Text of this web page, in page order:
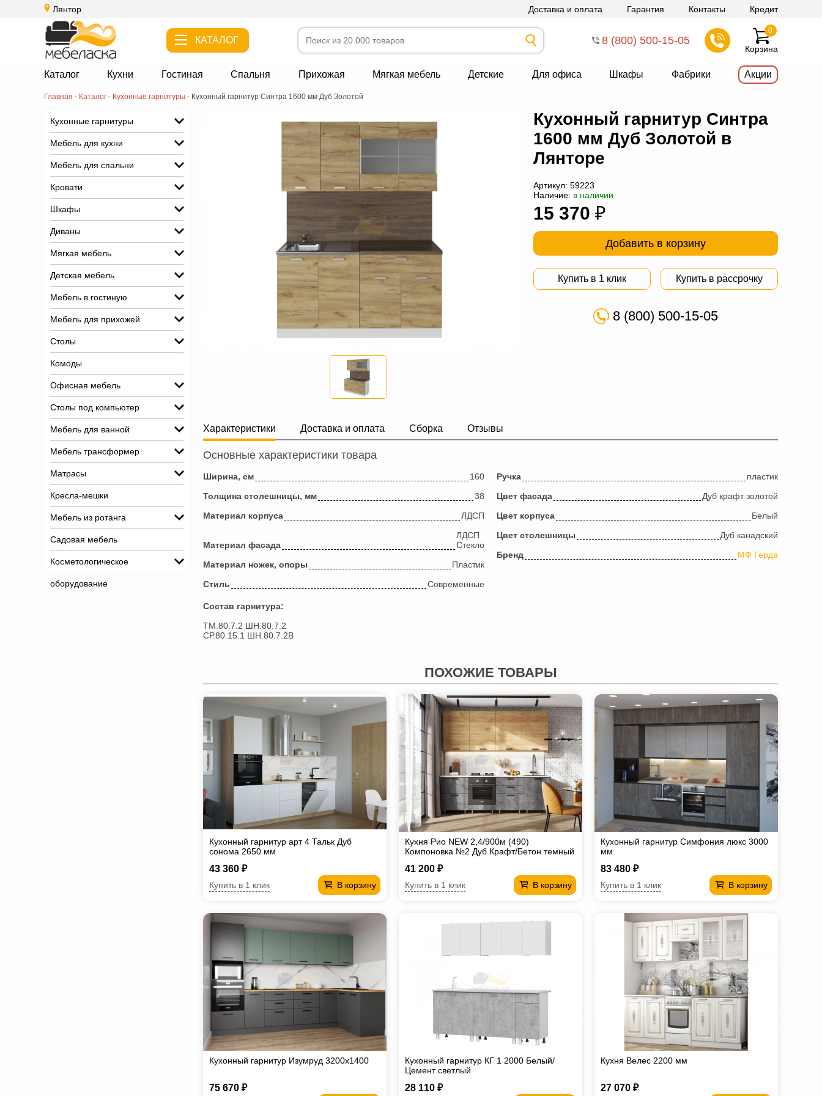
Лянтор Доставка и оплата Гарантия Контакты Кредит
КАТАЛОГ 8 (800) 500-15-05
Корзина
0
Каталог Кухни Гостиная Спальня Прихожая Мягкая мебель Детские Для офиса Шкафы Фабрики Акции
Главная - Каталог - Кухонные гарнитуры - Кухонный гарнитур Синтра 1600 мм Дуб Золотой
Кухонные гарнитуры
Мебель для кухни
Мебель для спальни
Кровати
Шкафы
Диваны
Мягкая мебель
Детская мебель
Мебель в гостиную
Мебель для прихожей
Столы
Комоды
Офисная мебель
Столы под компьютер
Мебель для ванной
Мебель трансформер
Матрасы
Кресла-мешки
Мебель из ротанга
Садовая мебель
Косметологическое
оборудование
Кухонный гарнитур Синтра
1600 мм Дуб Золотой в
Лянторе
Артикул: 59223
Наличие: в наличии
15 370 ₽
Добавить в корзину
Купить в 1 клик Купить в рассрочку
8 (800) 500-15-05
Характеристики Доставка и оплата Сборка Отзывы
Основные характеристики товара
Ширина, см
160
Толщина столешницы, мм
38
Материал корпуса
ЛДСП
Материал фасада
ЛДСП
Стекло
Материал ножек, опоры
Пластик
Стиль
Современные
Ручка
пластик
Цвет фасада
Дуб крафт золотой
Цвет корпуса
Белый
Цвет столешницы
Дуб канадский
Бренд
МФ Герда
Состав гарнитура:
ТМ.80.7.2 ШН.80.7.2
СР.80.15.1 ШН.80.7.2В
ПОХОЖИЕ ТОВАРЫ
Кухонный гарнитур арт 4 Тальк Дуб
сонома 2650 мм
43 360 ₽
В корзину
Купить в 1 клик
Кухня Рио NEW 2,4/900м (490)
Компоновка №2 Дуб Крафт/Бетон темный
41 200 ₽
В корзину
Купить в 1 клик
Кухонный гарнитур Симфония люкс 3000
мм
83 480 ₽
В корзину
Купить в 1 клик
Кухонный гарнитур Изумруд 3200х1400
75 670 ₽
Кухонный гарнитур КГ 1 2000 Белый/
Цемент светлый
28 110 ₽
Кухня Велес 2200 мм
27 070 ₽